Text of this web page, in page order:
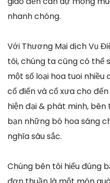
nhanh chóng.
Với Thương Mại dịch Vụ
tôi, chúng ta cũng có thể
một số loại hoa tuoi nhiều
cổ điển và cổ xưa cho
hiện đại & phát minh,
bạn những bó hoa sáng
nghĩa sâu sắc.
Chúng bên tôi hiểu đúng